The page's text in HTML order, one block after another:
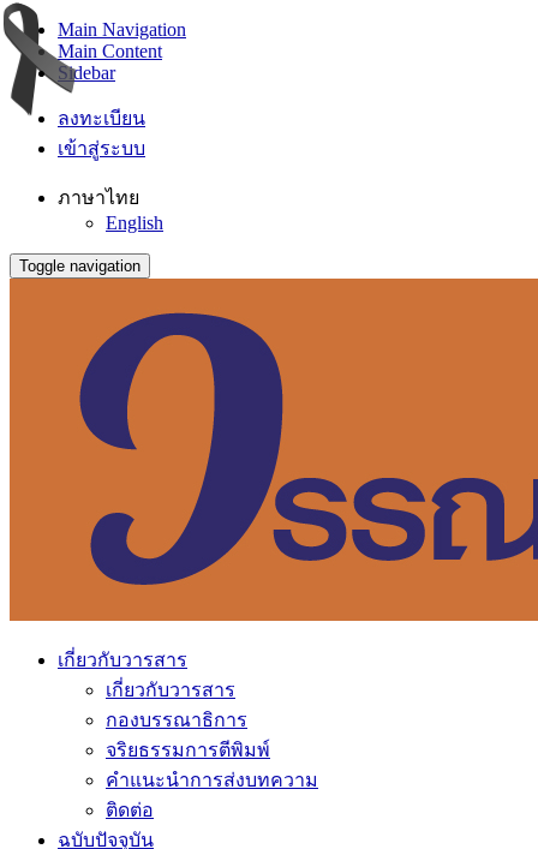
Main Navigation
Main Content
Sidebar
ลงทะเบียน
เข้าสู่ระบบ
ภาษาไทย
English
Toggle navigation
เกี่ยวกับวารสาร
เกี่ยวกับวารสาร
กองบรรณาธิการ
จริยธรรมการตีพิมพ์
คำแนะนำการส่งบทความ
ติดต่อ
ฉบับปัจจุบัน